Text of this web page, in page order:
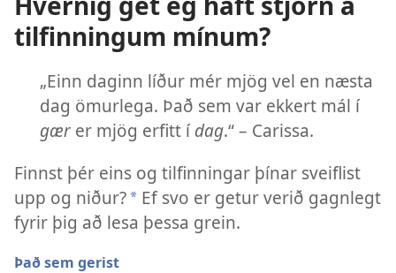
tilfinningum mínum?
„Einn daginn líður mér mjög vel en næsta
dag ömurlega. Það sem var ekkert mál í
gærer mjög erfitt í dag.“ – Carissa.
Finnst þér eins og tilfinningar þínar sveiflist
upp og niður?a Ef svo er getur verið gagnlegt
fyrir þig að lesa þessa grein.
Það sem gerist